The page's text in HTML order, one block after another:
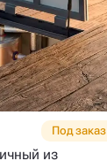
Под заказ
из